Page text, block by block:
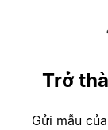
Trở
Gửi mẫu